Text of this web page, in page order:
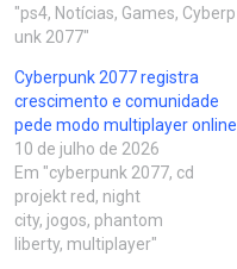
"ps4, Notícias, Games, Cyberp
unk 2077"
Cyberpunk 2077 registra
crescimento e comunidade
pede modo multiplayer online
10 de julho de 2026
Em "cyberpunk 2077, cd
projekt red, night
city, jogos, phantom
liberty, multiplayer"